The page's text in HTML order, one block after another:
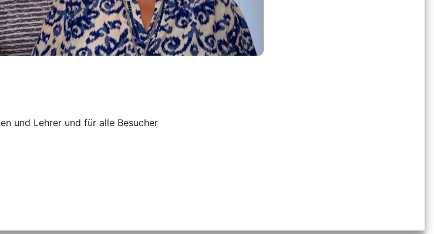
und Lehrer und für alle Besucher